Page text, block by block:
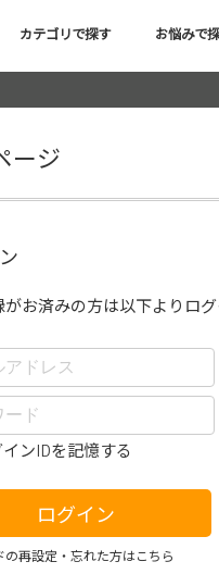
カテゴリで探す お悩みで
ージ
がお済みの方は以下よりログ
インIDを記憶する
ログイン
の再設定・忘れた方はこちら